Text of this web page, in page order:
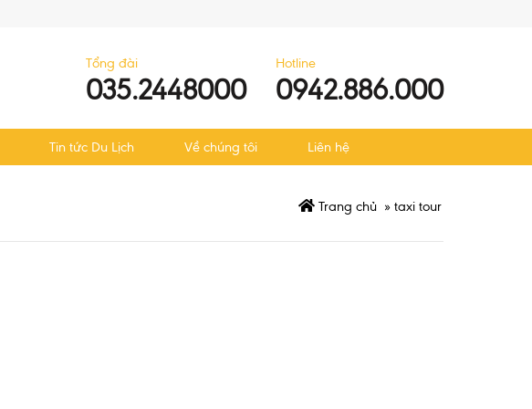
Tổng đài
035.2448000
Hotline
0942.886.000
Tin tức Du Lịch Về chúng tôi Liên hệ
Trang chủ » taxi tour